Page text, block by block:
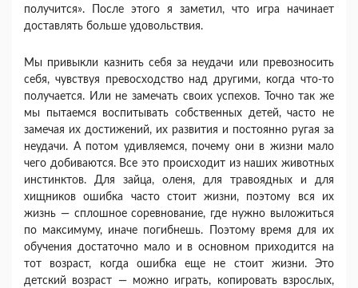
получится». После это­го я заметил, что игра начинает
доставлять больше удовольствия.
Мы привыкли казнить себя за неудачи или пре­возносить
себя, чувствуя превосходство над дру­гими, когда что-то
получается. Или не замечать своих успехов. Точно так же
мы пытаемся воспи­тывать собственных детей, часто не
замечая их до­стижений, их развития и постоянно ругая за
не­удачи. А потом удивляемся, почему они в жизни мало
чего добиваются. Все это происходит из на­ших животных
инстинктов. Для зайца, оленя, для травоядных и для
хищников ошибка часто стоит жизни, поэтому вся их
жизнь — сплошное сорев­нование, где нужно выложиться
по максимуму, иначе погибнешь. Поэтому время для их
обучения достаточно мало и в основном приходится на
тот возраст, когда ошибка еще не стоит жизни. Это
детский возраст — можно играть, копировать взрослых,